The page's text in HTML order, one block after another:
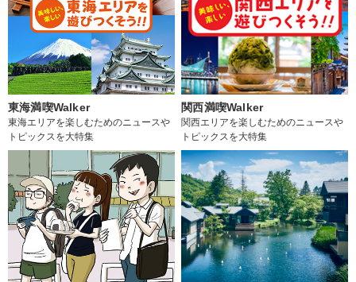
東海満喫Walker
東海エリアを楽しむためのニュースや
トピックスを大特集
関西満喫Walker
関西エリアを楽しむためのニュースや
トピックスを大特集